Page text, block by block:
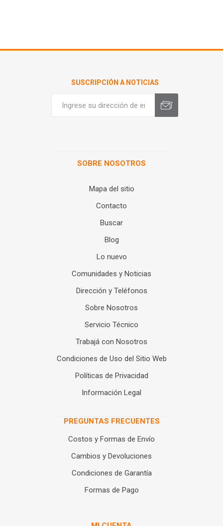
SUSCRIPCIÓN A NOTICIAS
SOBRE NOSOTROS
Mapa del sitio
Contacto
Buscar
Blog
Lo nuevo
Comunidades y Noticias
Dirección y Teléfonos
Sobre Nosotros
Servicio Técnico
Trabajá con Nosotros
Condiciones de Uso del Sitio Web
Políticas de Privacidad
Información Legal
PREGUNTAS FRECUENTES
Costos y Formas de Envío
Cambios y Devoluciones
Condiciones de Garantía
Formas de Pago